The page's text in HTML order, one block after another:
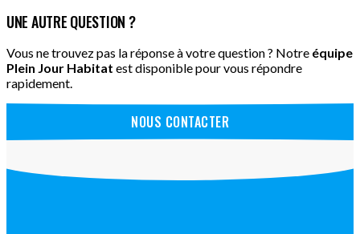
UNE AUTRE QUESTION ?
Vous ne trouvez pas la réponse à votre question ? Notre équipe
Plein Jour Habitat est disponible pour vous répondre
rapidement.
NOUS CONTACTER